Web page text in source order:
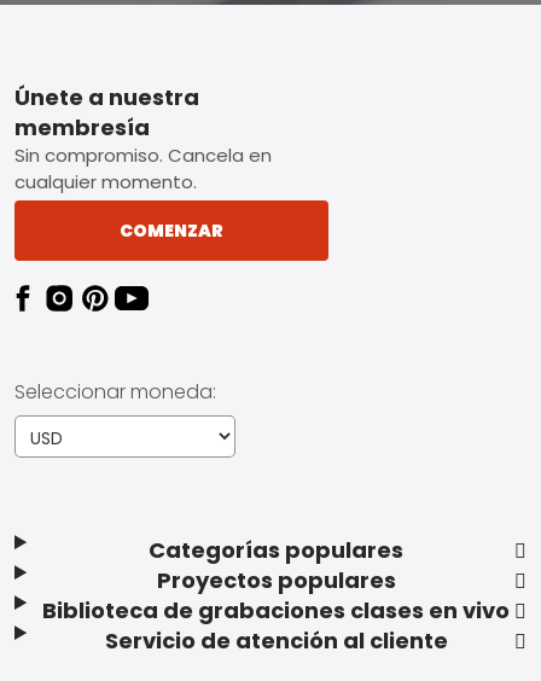
Footer
Categorías populares
Proyectos populares
Biblioteca de grabaciones clases en vivo
Servicio de atención al cliente
Únete a nuestra
membresía
Sin compromiso. Cancela en
cualquier momento.
COMENZAR
Seleccionar moneda: